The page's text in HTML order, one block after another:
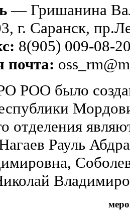
— Гришанина
г. Саранск,
8(905) 009-08-
почта:
РОО было
отделения
Рауль